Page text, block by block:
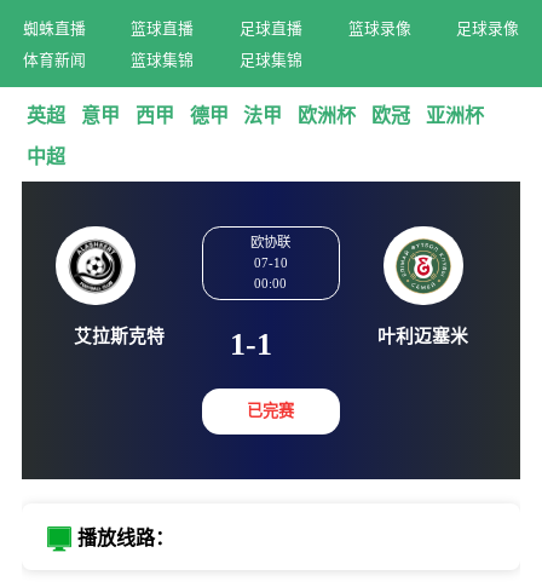
蜘蛛直播 篮球直播 足球直播 篮球录像
足球录像
体育新闻
篮球集锦 足球集锦
英超 意甲 西甲 德甲 法甲 欧洲杯 欧冠
亚洲杯
中超
欧协联
1-1
播放线路：